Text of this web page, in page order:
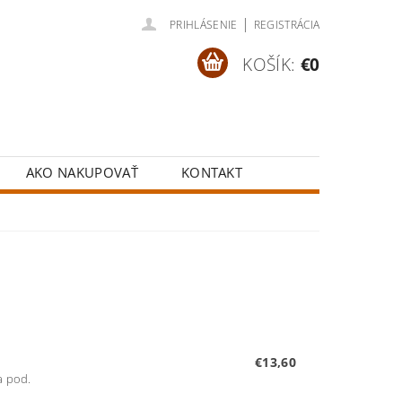
PRIHLÁSENIE | REGISTRÁCIA
KOŠÍK: €0
AKO NAKUPOVAŤ KONTAKT
pod.
€13,60